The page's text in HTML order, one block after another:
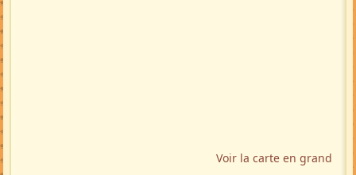
Voir la carte en grand